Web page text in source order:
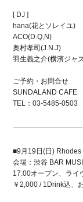
[ DJ ]
hana(花とソレイユ)
ACO(D.Q,N)
奥村孝司(J.N.J)
羽生義之介(横濱ジャ
ご予約・お問合せ
SUNDALAND CAFE
TEL：03-5485-0503
■9月19日(日)
会場：渋谷 BAR
17:00オープン、ライ
￥2,000 / 1Drink込、